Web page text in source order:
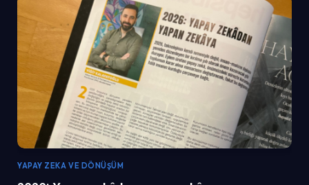
YAPAY ZEKA VE DÖNÜŞÜM